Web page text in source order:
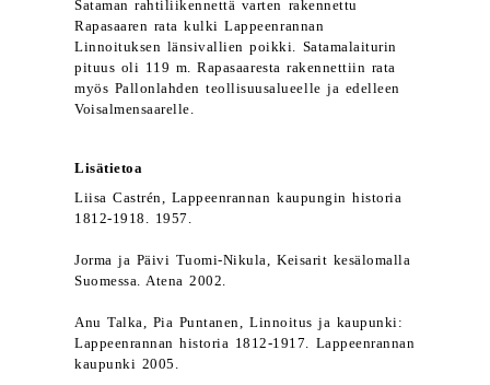
Sataman rahtiliikennettä varten rakennettu
Rapasaaren rata kulki Lappeenrannan
Linnoituksen länsivallien poikki. Satamalaiturin
pituus oli 119 m. Rapasaaresta rakennettiin rata
myös Pallonlahden teollisuusalueelle ja edelleen
Voisalmensaarelle.
Lisätietoa
Liisa Castrén, Lappeenrannan kaupungin historia
1812-1918. 1957.
Jorma ja Päivi Tuomi-Nikula, Keisarit kesälomalla
Suomessa. Atena 2002.
Anu Talka, Pia Puntanen, Linnoitus ja kaupunki:
Lappeenrannan historia 1812-1917. Lappeenrannan
kaupunki 2005.